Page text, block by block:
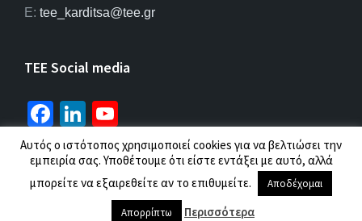
E: tee_karditsa@tee.gr
TEE Social media
Fa
ce
b
o
Li
n
ke
dI
u
T
u
© 2026 ΤΕΕ |Πολιτική προσωπικών δεδομένων
Αυτός ο ιστότοπος χρησιμοποιεί cookies για να βελτιώσει την
εμπειρία σας. Υποθέτουμε ότι είστε εντάξει με αυτό, αλλά
μπορείτε να εξαιρεθείτε αν το επιθυμείτε.
Αποδέχομαι
Απορρίπτω Περισσότερα